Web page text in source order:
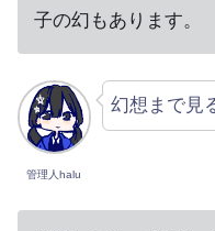
子の幻もあります。
管理人halu
幻想まで見